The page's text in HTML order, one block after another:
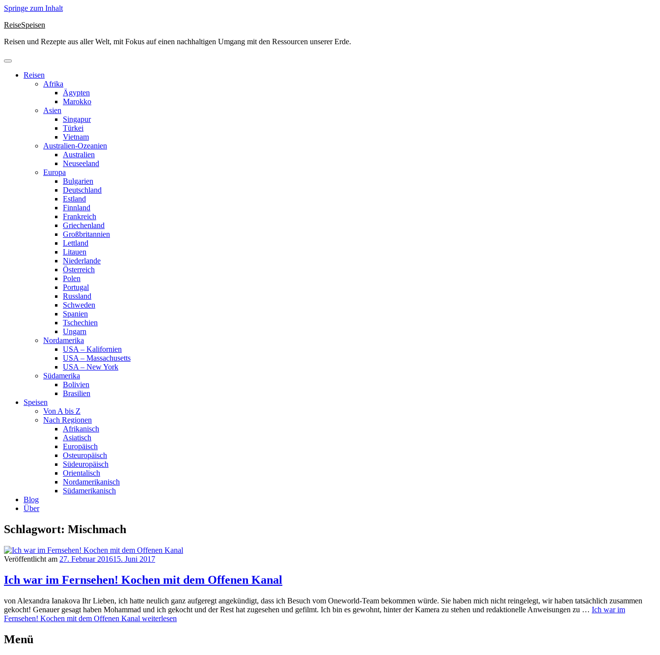
Springe zum Inhalt
ReiseSpeisen
Reisen und Rezepte aus aller Welt, mit Fokus auf einen nachhaltigen Umgang mit den Ressourcen unserer Erde.
Reisen
Afrika
Ägypten
Marokko
Asien
Singapur
Türkei
Vietnam
Australien-Ozeanien
Australien
Neuseeland
Europa
Bulgarien
Deutschland
Estland
Finnland
Frankreich
Griechenland
Großbritannien
Lettland
Litauen
Niederlande
Österreich
Polen
Portugal
Russland
Schweden
Spanien
Tschechien
Ungarn
Nordamerika
USA – Kalifornien
USA – Massachusetts
USA – New York
Südamerika
Bolivien
Brasilien
Speisen
Von A bis Z
Nach Regionen
Afrikanisch
Asiatisch
Europäisch
Osteuropäisch
Südeuropäisch
Orientalisch
Nordamerikanisch
Südamerikanisch
Blog
Über
Schlagwort: Mischmach
Veröffentlicht am 27. Februar 201615. Juni 2017
Ich war im Fernsehen! Kochen mit dem Offenen Kanal
von Alexandra Ianakova Ihr Lieben, ich hatte neulich ganz aufgeregt angekündigt, dass ich Besuch vom Oneworld-Team bekommen würde. Sie haben mich nicht reingelegt, wir haben tatsächlich zusammen
gekocht! Genauer gesagt haben Mohammad und ich gekocht und der Rest hat zugesehen und gefilmt. Ich bin es gewohnt, hinter der Kamera zu stehen und redaktionelle Anweisungen zu … Ich war im
Fernsehen! Kochen mit dem Offenen Kanal weiterlesen
Menü